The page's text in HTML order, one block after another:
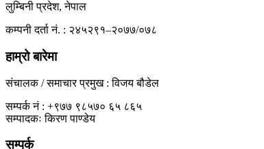
लुम्बिनी प्रदेश, नेपाल
कम्पनी दर्ता नं. : २४५२९१–२०७७/०७८
हाम्रो बारेमा
संचालक / समाचार प्रमुख : विजय बौडेल
सम्पर्क नं : +९७७ ९८५७० ६५ ८६५
सम्पादकः किरण पाण्डेय
सम्पर्क